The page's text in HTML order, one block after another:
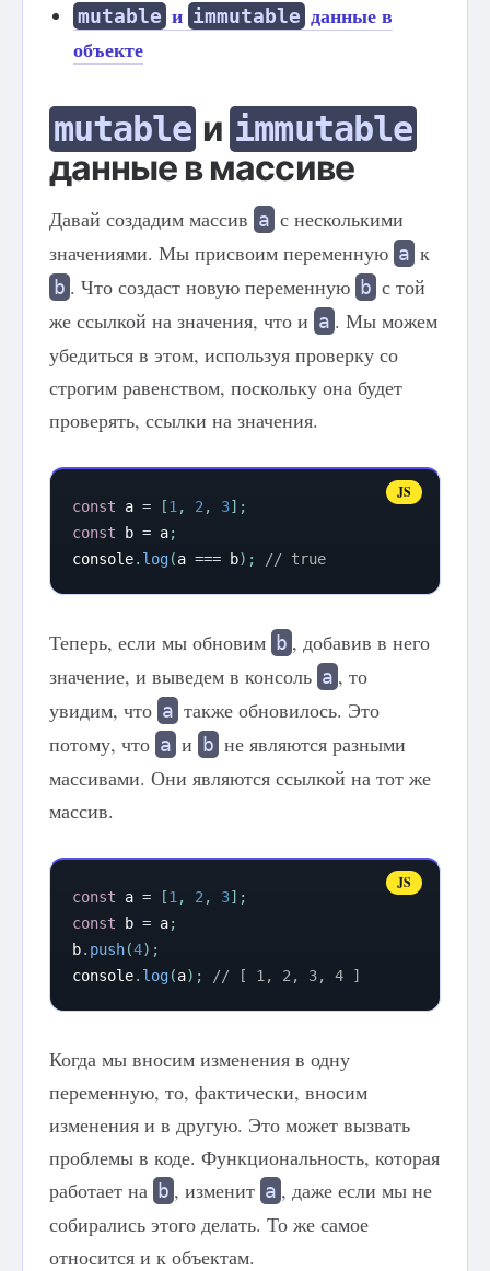
mutable и immutable данные в
объекте
mutable и immutable
данные в массиве
Давай создадим массив a с несколькими
значениями. Мы присвоим переменную a к
b . Что создаст новую переменную b с той
же ссылкой на значения, что и a . Мы можем
убедиться в этом, используя проверку со
строгим равенством, поскольку она будет
проверять, ссылки на значения.
const a = [1 , 2 , 3] ;
const b = a;
console. log(a === b) ; // true
Теперь, если мы обновим b , добавив в него
значение, и выведем в консоль a , то
увидим, что a также обновилось. Это
потому, что a и b не являются разными
массивами. Они являются ссылкой на тот же
массив.
const a = [1 , 2 , 3] ;
const b = a;
b. push(4) ;
console. log(a) ; // [ 1, 2, 3, 4 ]
Когда мы вносим изменения в одну
переменную, то, фактически, вносим
изменения и в другую. Это может вызвать
проблемы в коде. Функциональность, которая
работает на b , изменит a , даже если мы не
собирались этого делать. То же самое
относится и к объектам.